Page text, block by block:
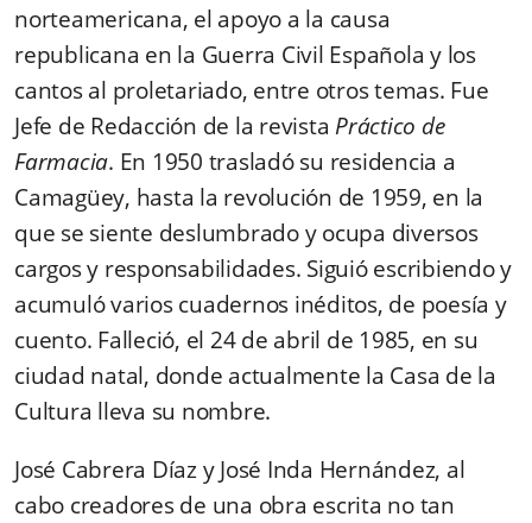
norteamericana, el apoyo a la causa
republicana en la Guerra Civil Española y los
cantos al proletariado, entre otros temas. Fue
Jefe de Redacción de la revista Práctico de
Farmacia. En 1950 trasladó su residencia a
Camagüey, hasta la revolución de 1959, en la
que se siente deslumbrado y ocupa diversos
cargos y responsabilidades. Siguió escribiendo y
acumuló varios cuadernos inéditos, de poesía y
cuento. Falleció, el 24 de abril de 1985, en su
ciudad natal, donde actualmente la Casa de la
Cultura lleva su nombre.
José Cabrera Díaz y José Inda Hernández, al
cabo creadores de una obra escrita no tan